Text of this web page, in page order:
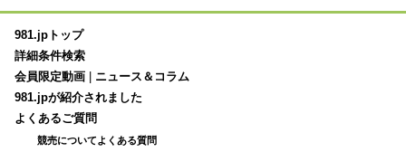
981.jpトップ
詳細条件検索
会員限定動画
ニュース＆コラム
981.jpが紹介されました
よくあるご質問
競売についてよくある質問